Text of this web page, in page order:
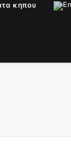
κηπου